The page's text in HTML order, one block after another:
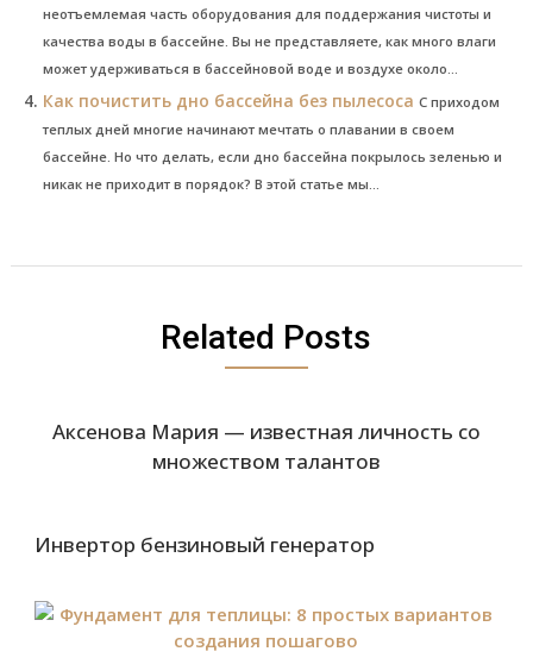
неотъемлемая часть оборудования для поддержания чистоты и
качества воды в бассейне. Вы не представляете, как много влаги
может удерживаться в бассейновой воде и воздухе около...
Как почистить дно бассейна без пылесоса С приходом
теплых дней многие начинают мечтать о плавании в своем
бассейне. Но что делать, если дно бассейна покрылось зеленью и
никак не приходит в порядок? В этой статье мы...
Related Posts
Аксенова Мария — известная личность со
множеством талантов
Инвертор бензиновый генератор